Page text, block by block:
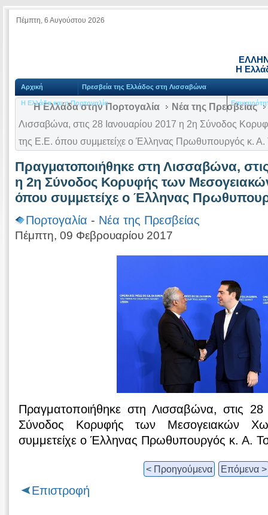
Πέμπτη, 6 Αυγούστου 2026
Η
Αρχική Πρεσβεία της Ελλάδος στη Λισσαβώνα
Η Ελλάδα και η Πορτογαλία
Η Ελλάδα στην Πορτογαλία Νέα της Πρεσβείας
Λισσαβώνα, στις 28 Ιανουαρίου 2017 η 2η Σύνοδος
της Ε.Ε. όπου συμμετείχε ο Έλληνας Πρωθυπουργός κ. Α.
Πραγματοποιήθηκε στη Λισσαβώνα,
η 2η Σύνοδος Κορυφής των
όπου συμμετείχε ο Έλληνας
Πορτογαλία - Νέα της Πρεσβείας
Πέμπτη, 09 Φεβρουαρίου 2017
Πραγματοποιήθηκε στη Λισσαβώνα, στις
Σύνοδος Κορυφής των Μεσογειακών
συμμετείχε ο Έλληνας Πρωθυπουργός κ. Α.
< Προηγούμενα Επόμενα >
Επιστροφή